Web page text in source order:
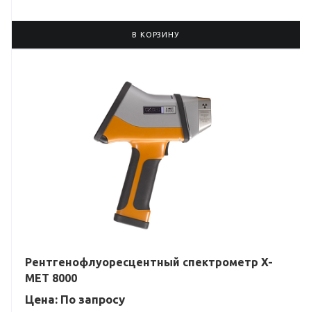
В КОРЗИНУ
Рентгенофлуоресцентный спектрометр X-
MET 8000
Цена: По запросу